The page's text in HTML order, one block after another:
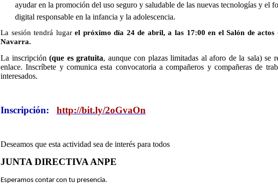
ayudar en la promoción del uso seguro y saludable de las nuevas tecnologías y el
digital responsable en la infancia y la adolescencia.
La sesión tendrá lugarel próximo día 24 de abril, a las 17:00 en el Salón de actos
Navarra.
La inscripción(que es gratuita, aunque con plazas limitadas al aforo de la sala) se
enlace. Inscríbete y comunica esta convocatoria a compañeros y compañeras de
interesados.
Inscripción: http://bit.ly/2oGvaOn
Deseamos que esta actividad sea de interés para todos
JUNTA DIRECTIVA ANPE
Esperamos contar con tu presencia.